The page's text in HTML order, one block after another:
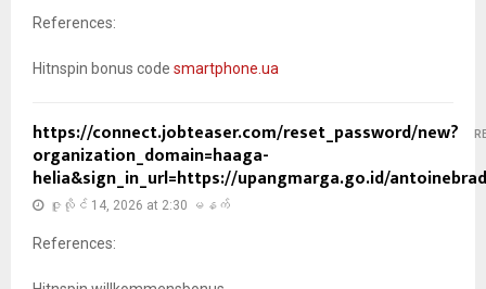
References:
Hitnspin bonus code smartphone.ua
https://connect.jobteaser.com/reset_password/new?
organization_domain=haaga-
helia&sign_in_url=https://upangmarga.go.id/
ဇူလိုင် 14, 2026 at 2:30 မနက်
References: